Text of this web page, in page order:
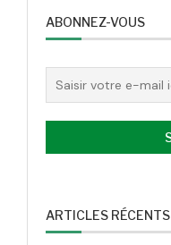
ABONNEZ-VOUS
ARTICLES RÉCENTS